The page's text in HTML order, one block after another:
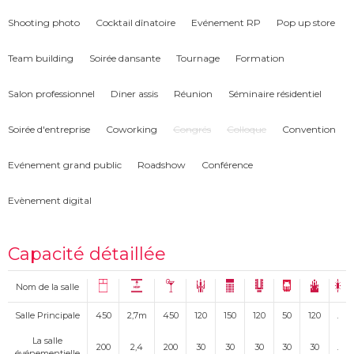
- des lancement de produits
- diners d'affaires
- séminaires
Shooting photo Cocktail dînatoire Evénement RP Pop up store
Team building Soirée dansante Tournage Formation
Salon professionnel Diner assis Réunion Séminaire résidentiel
Soirée d'entreprise Coworking Congrés Colloque Convention
Evénement grand public Roadshow Conférence
Evènement digital
Capacité détaillée
Nom de la salle
Salle Principale 450 2,7m 450 120 150 120 50 120
La salle
200 2,4 200 30 30 30 30 30